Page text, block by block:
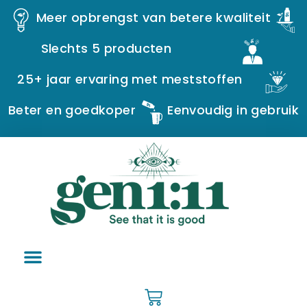
Meer opbrengst van betere kwaliteit
Slechts 5 producten
25+ jaar ervaring met meststoffen
Beter en goedkoper
Eenvoudig in gebruik